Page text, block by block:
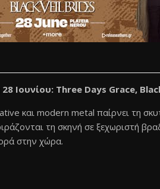
Ιουνίου: Three Days Grace,
και modern metal παίρνει τη
τη σκηνή σε ξεχωριστή
στην χώρα.